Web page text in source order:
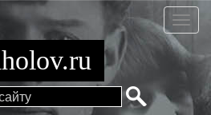
Стихи